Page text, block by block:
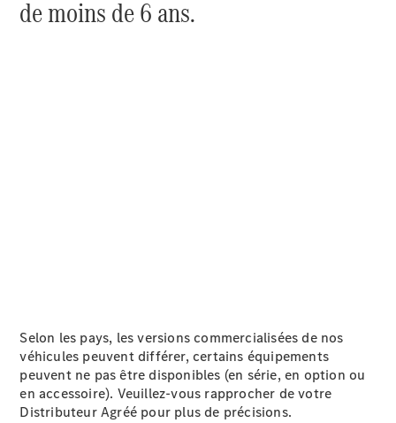
Shooting
Nouveau
véhicule
Compactes
de moins de 6 ans.
Selon les pays, les versions commercialisées de nos
véhicules peuvent différer, certains équipements
peuvent ne pas être disponibles (en série, en option ou
en accessoire). Veuillez-vous rapprocher de votre
Distributeur Agréé pour plus de précisions.